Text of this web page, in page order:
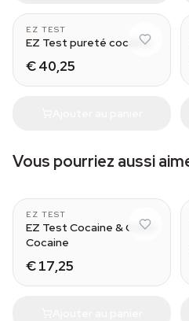
EZ TEST
EZ Test pureté cocaïne
€ 40,25
Vous pourriez aussi
EZ TEST
EZ Test Cocaine & Crack
Cocaine
€ 17,25